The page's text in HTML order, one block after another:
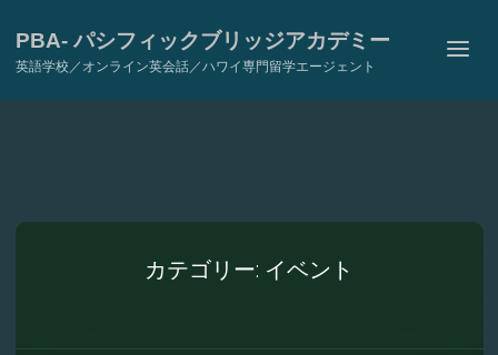
PBA- パシフィックブリッジアカデミー
英語学校／オンライン英会話／ハワイ専門留学エージェント
カテゴリー: イベント